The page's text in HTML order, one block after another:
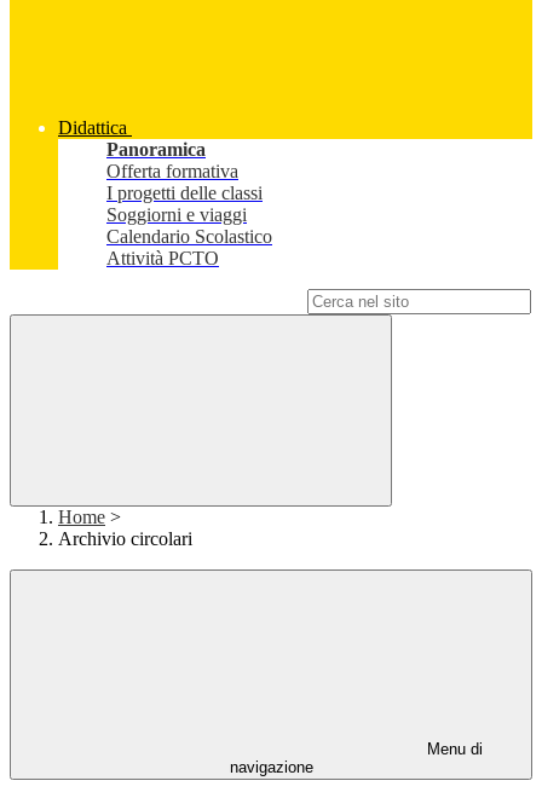
Didattica
Panoramica
Offerta formativa
I progetti delle classi
Soggiorni e viaggi
Calendario Scolastico
Attività PCTO
Home >
Archivio circolari
Menu di
navigazione